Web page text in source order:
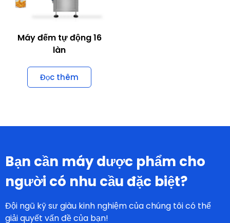
làn
Đọc thêm
người có nhu cầu đặc biệt?
Đội ngũ kỹ sư giàu kinh nghiệm của chúng tôi có thể
giải quyết vấn đề của bạn!